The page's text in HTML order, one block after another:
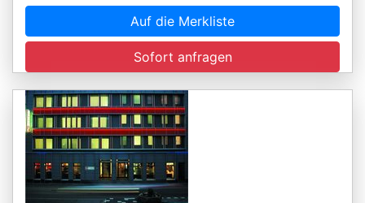
Auf die Merkliste
Sofort anfragen